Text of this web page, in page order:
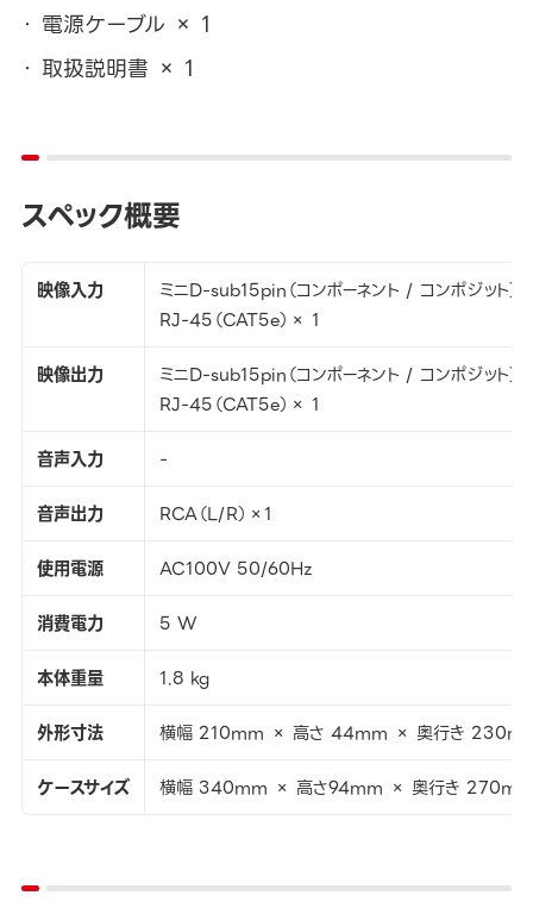
電源ケーブル × 1
取扱説明書 × 1
スペック概要
映像入力
ミニD-sub15pin（コンポーネント / コンポジット）
RJ-45（CAT5e）× 1
映像出力
ミニD-sub15pin（コンポーネント / コンポジット）
RJ-45（CAT5e）× 1
音声入力
-
音声出力
RCA（L/R）×1
使用電源
AC100V 50/60Hz
消費電力
5 W
本体重量
1.8 kg
外形寸法
横幅 210mm × 高さ 44mm × 奥行き
ケースサイズ
横幅 340mm × 高さ94mm × 奥行き 270mm